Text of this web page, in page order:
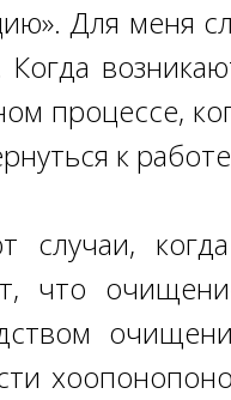
Для меня
Когда
процессе,
к
случаи,
что